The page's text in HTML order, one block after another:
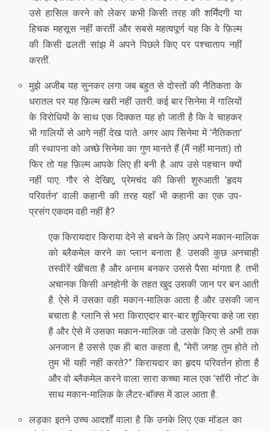
उसे हासिल करने को लेकर कभी किसी तरह की शर्मिंदगी या
हिचक महसूस नहीं करतीं और सबसे महत्वपूर्ण यह कि वे फ़िल्म
की किसी ढलती सांझ में अपने पिछले किए पर पश्चाताप नहीं
करतीं.
मुझे अजीब यह सुनकर लगा जब बहुत से दोस्तों की नैतिकता के
धरातल पर यह फ़िल्म खरी नहीं उतरी. कई बार सिनेमा में गालियों
के विरोधियों के साथ एक दिक्कत यह हो जाती है कि वे चाहकर
भी गालियों से आगे नहीं देख पाते. अगर आप सिनेमा में ’नैतिकता’
की स्थापना को अच्छे सिनेमा का गुण मानते हैं (मैं नहीं मानता) तो
फिर तो यह फ़िल्म आपके लिए ही बनी है. आप उसे पहचान क्यों
नहीं पाए. गौर से देखिए, प्रेमचंद की किसी शुरुआती ’हृदय
परिवर्तन’ वाली कहानी की तरह यहाँ भी कहानी का एक उप-
प्रसंग एकदम वही नहीं है?
एक किरायदार किराया देने से बचने के लिए अपने मकान-मालिक
को ब्लैकमेल करने का प्लान बनाता है. उसकी कुछ अनचाही
तस्वीरें खींचता है और अनाम बनकर उससे पैसा मांगता है. तभी
अचानक किसी अनहोनी के तहत खुद उसकी जान पर बन आती
है. ऐसे में उसका वही मकान-मालिक आता है और उसकी जान
बचाता है. ग्लानि से भरा किराएदार बार-बार शुक्रिया कहे जा रहा
है और ऐसे में उसका मकान-मालिक जो उसके किए से अभी तक
अनजान है उससे एक ही बात कहता है, “मेरी जगह तुम होते तो
तुम भी यही नहीं करते?” किरायदार का हृदय परिवर्तन होता है
और वो ब्लैकमेल करने वाला सारा कच्चा माल एक ’सॉरी नोट’ के
साथ मकान-मालिक के लैटर-बॉक्स में डाल आता है.
लड़का इतने उच्च आदर्शों वाला है कि उनके लिए एक मॉडल का